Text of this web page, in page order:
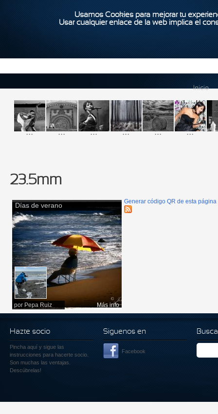
Usamos Cookies para mejorar tu
Usar cualquier enlace de la web implica el
Inicio
... ... ... ... ... ...
23.5mm
Días de verano
por Pepa Ruiz Más info
Generar código QR de esta página
Hazte socio
Pincha aquí y sigue las
instrucciones para hacerte socio.
Son muchas las ventajas.
Descúbrelas!
Siguenos en
Facebook